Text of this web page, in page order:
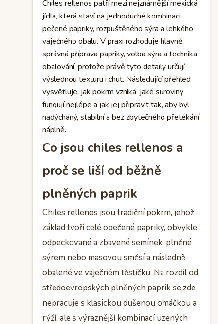
Chiles rellenos patří mezi nejznámější mexická
jídla, která staví na jednoduché kombinaci
pečené papriky, rozpuštěného sýra a lehkého
vaječného obalu. V praxi rozhoduje hlavně
správná příprava papriky, volba sýra a technika
obalování, protože právě tyto detaily určují
výslednou texturu i chuť. Následující přehled
vysvětluje, jak pokrm vzniká, jaké suroviny
fungují nejlépe a jak jej připravit tak, aby byl
nadýchaný, stabilní a bez zbytečného přetékání
náplně.
Co jsou chiles rellenos a
proč se liší od běžně
plněných paprik
Chiles rellenos jsou tradiční pokrm, jehož
základ tvoří celé opečené papriky, obvykle
odpeckované a zbavené semínek, plněné
sýrem nebo masovou směsí a následně
obalené ve vaječném těstíčku. Na rozdíl od
středoevropských plněných paprik se zde
nepracuje s klasickou dušenou omáčkou a
rýží, ale s výraznější kombinací uzených